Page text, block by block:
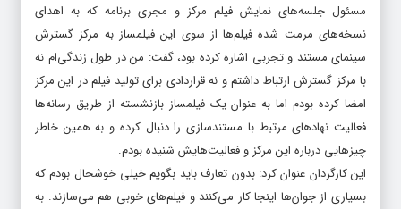
مسئول جلسه‌های نمایش فیلم مرکز و مجری برنامه که به اهدای
نسخه‌های مرمت شده فیلم‌ها از سوی این فیلمساز به مرکز گسترش
سینمای مستند و تجربی اشاره کرده بود، گفت: من در طول زندگی‌ام نه
با مرکز گسترش ارتباط داشتم و نه قراردادی برای تولید فیلم در این مرکز
امضا کرده بودم اما به عنوان یک فیلمساز بازنشسته از طریق رسانه‌ها
فعالیت نهادهای مرتبط با مستندسازی را دنبال کرده و به همین خاطر
چیزهایی درباره این مرکز و فعالیت‌هایش شنیده بودم.
این کارگردان عنوان کرد: بدون تعارف باید بگویم خیلی خوشحال بودم که
بسیاری از جوان‌ها اینجا کار می‌کنند و فیلم‌های خوبی هم می‌سازند. به